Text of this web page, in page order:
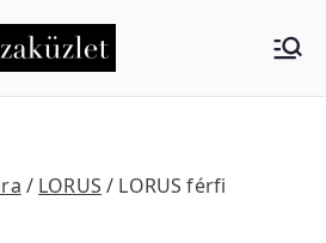
Tempus
küzlet
/ LORUS / LORUS férfi